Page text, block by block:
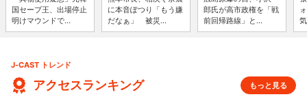
国セーブ王、出場停止
明けマウンドで...
に本音ぽつり「もう嫌
だなぁ」 被災...
郎氏が高市政権を「戦
前回帰路線」と...
J-CAST トレンド
アクセスランキング もっと見る